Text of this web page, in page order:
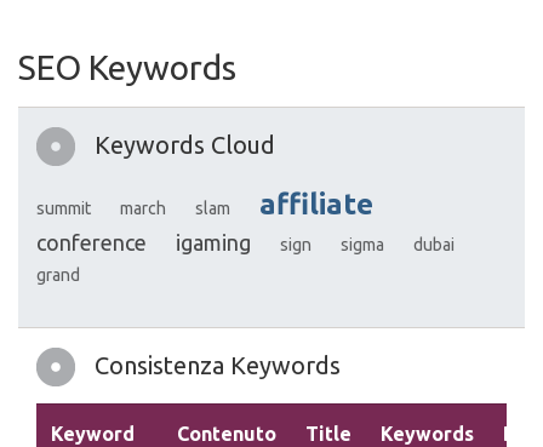
SEO Keywords
Keywords Cloud
summit march slam affiliate
conference igaming sign sigma
dubai
grand
Consistenza Keywords
Keyword Contenuto Title Keywords